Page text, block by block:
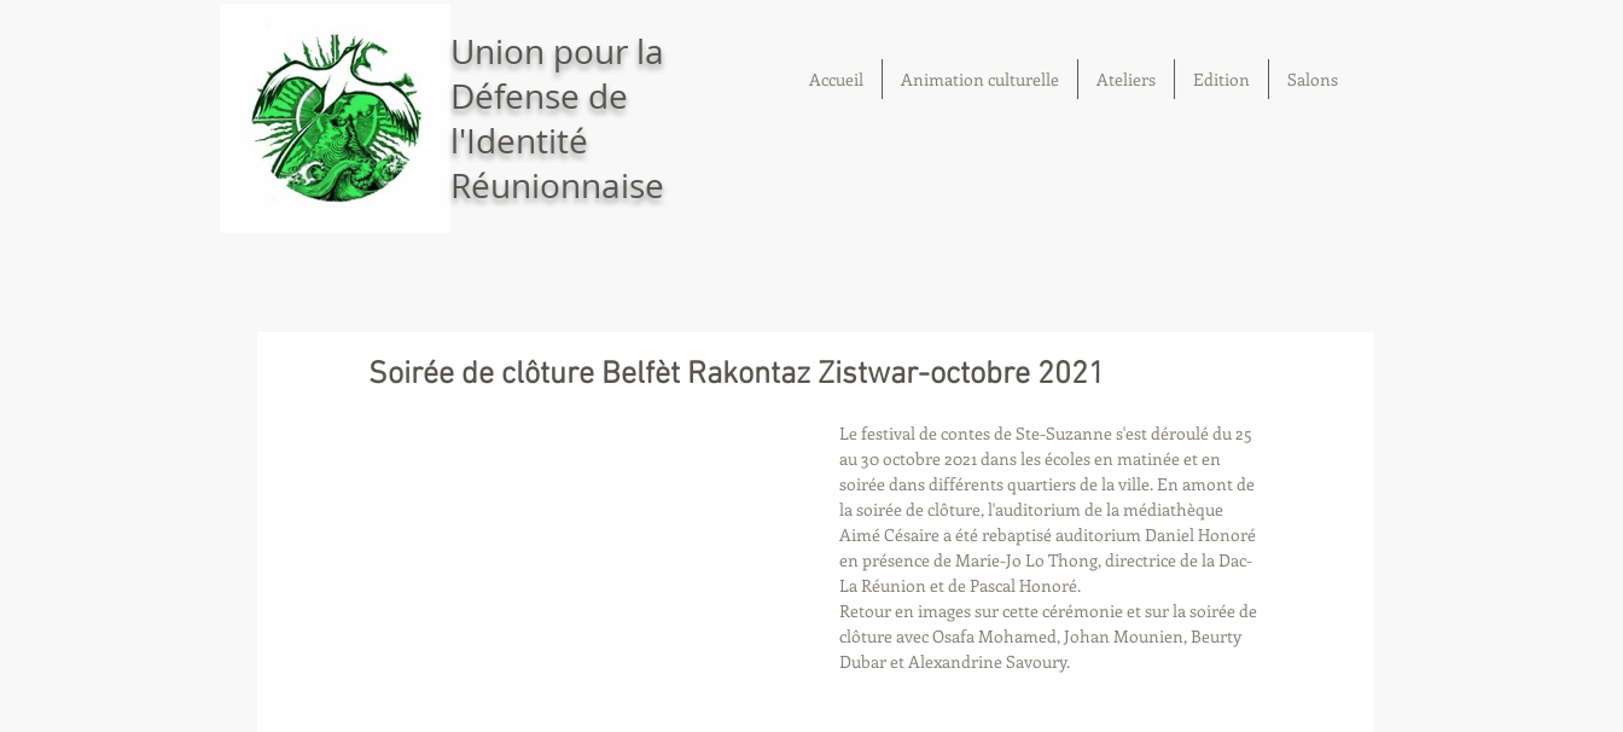
Union pour la
Défense de
l'Identité
Réunionnaise
Accueil Animation culturelle Ateliers Edition Salons
Soirée de clôture Belfèt Rakontaz Zistwar-octobre 2021
Le festival de contes de Ste-Suzanne s'est déroulé du 25
au 30 octobre 2021 dans les écoles en matinée et en
soirée dans différents quartiers de la ville. En amont de
la soirée de clôture, l'auditorium de la médiathèque
Aimé Césaire a été rebaptisé auditorium Daniel Honoré
en présence de Marie-Jo Lo Thong, directrice de la Dac-
La Réunion et de Pascal Honoré.
Retour en images sur cette cérémonie et sur la soirée de
clôture avec Osafa Mohamed, Johan Mounien, Beurty
Dubar et Alexandrine Savoury.